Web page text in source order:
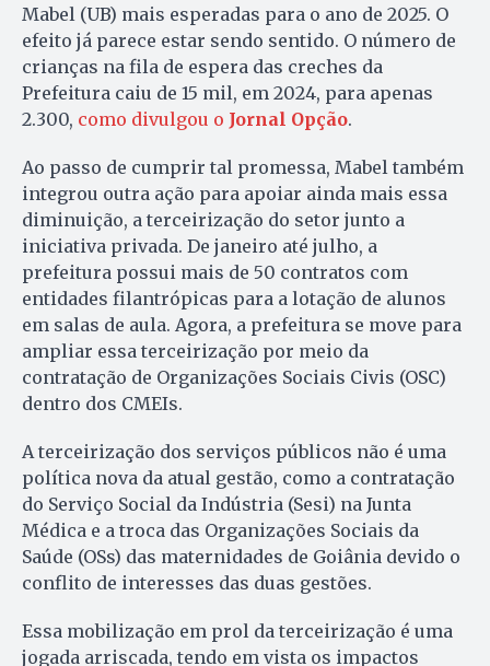
Mabel (UB) mais esperadas para o ano de 2025. O
efeito já parece estar sendo sentido. O número de
crianças na fila de espera das creches da
Prefeitura caiu de 15 mil, em 2024, para apenas
2.300, como divulgou o Jornal Opção.
Ao passo de cumprir tal promessa, Mabel também
integrou outra ação para apoiar ainda mais essa
diminuição, a terceirização do setor junto a
iniciativa privada. De janeiro até julho, a
prefeitura possui mais de 50 contratos com
entidades filantrópicas para a lotação de alunos
em salas de aula. Agora, a prefeitura se move para
ampliar essa terceirização por meio da
contratação de Organizações Sociais Civis (OSC)
dentro dos CMEIs.
A terceirização dos serviços públicos não é uma
política nova da atual gestão, como a contratação
do Serviço Social da Indústria (Sesi) na Junta
Médica e a troca das Organizações Sociais da
Saúde (OSs) das maternidades de Goiânia devido o
conflito de interesses das duas gestões.
Essa mobilização em prol da terceirização é uma
jogada arriscada, tendo em vista os impactos